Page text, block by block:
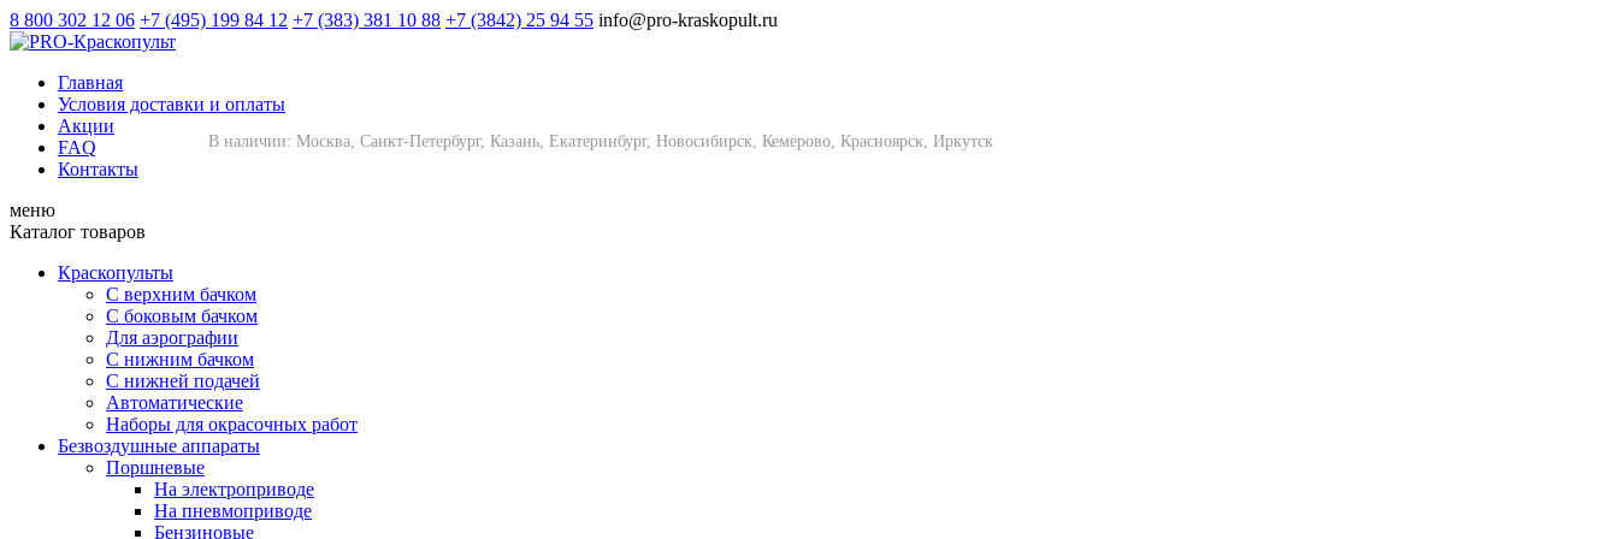
8 800 302 12 06 +7 (495) 199 84 12 +7 (383) 381 10 88 +7 (3842) 25 94 55 info@pro-kraskopult.ru
Главная
Условия доставки и оплаты
Акции
FAQ
Контакты
меню
Каталог товаров
Краскопульты
С верхним бачком
С боковым бачком
Для аэрографии
С нижним бачком
С нижней подачей
Автоматические
Наборы для окрасочных работ
Безвоздушные аппараты
Поршневые
На электроприводе
На пневмоприводе
Бензиновые
В наличии: Москва, Санкт-Петербург, Казань, Екатеринбург, Новосибирск, Кемерово, Красноярск, Иркутск